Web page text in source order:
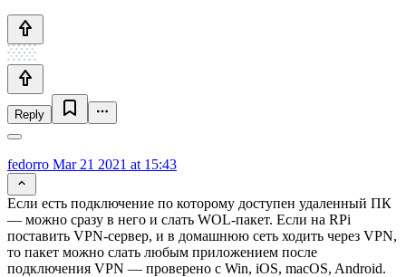
Reply
fedorro Mar 21 2021 at 15:43
Если есть подключение по которому доступен удаленный ПК
— можно сразу в него и слать WOL-пакет. Если на RPi
поставить VPN-сервер, и в домашнюю сеть ходить через VPN,
то пакет можно слать любым приложением после
подключения VPN — проверено с Win, iOS, macOS, Android.